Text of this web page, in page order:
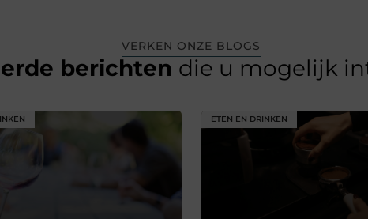
VERKEN ONZE BLOGS
berichten die u mogelijk
ETEN EN DRINKEN